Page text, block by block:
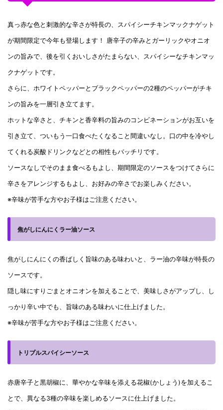
真っ赤な色と刺激的な辛さが特長の、スパイシーチキンマックナゲット
が期間限定で今年も登場します！ 唐辛子の辛みとガーリックやオニオ
ンの旨みで、後を引くおいしさがたまらない、スパイシーなチキンマッ
クナゲットです。
さらに、ホワイトペッパーとブラックペッパーの2種のペッパーがチキ
ンの旨みを一層引き立てます。
ホットな辛さと、チキンと香辛料の旨みのコンビネーションがお互いを
引き立て、ついもう一口食べたくなること間違いなし。口の中を冷やし
てくれる炭酸ドリンクなどとの相性もバッチリです。
ソースなしでそのまま食べるもよし、期間限定のソースをつけてさらに
辛さをアレンジするもよし、お好みの辛さでお楽しみください。
※辛味が苦手な方やお子様はご注意ください。
焦がしにんにくラー油ソース
焦がしにんにくの香ばしく旨味のある味わいと、ラー油の辛味が特長の
ソースです。
隠し味にすりごまとオニオンを加えることで、美味しさがアップし、し
っかり辛い中でも、旨味のある味わいに仕上げました。
※辛味が苦手な方やお子様はご注意ください。
トリプルスパイシーソース
赤唐辛子と黒胡椒に、華やかな辛味を添える花椒(かしょう)を加えるこ
とで、異なる3種の辛味を楽しめるソースに仕上げました。